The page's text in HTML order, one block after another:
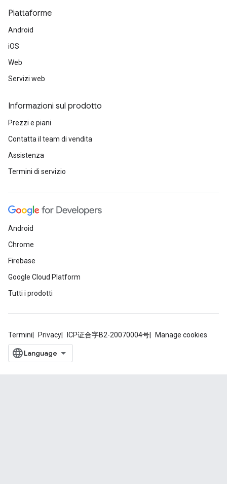
Piattaforme
Android
iOS
Web
Servizi web
Informazioni sul prodotto
Prezzi e piani
Contatta il team di vendita
Assistenza
Termini di servizio
Android
Chrome
Firebase
Google Cloud Platform
Tutti i prodotti
Termini Privacy ICP证合字B2-20070004号 Manage cookies